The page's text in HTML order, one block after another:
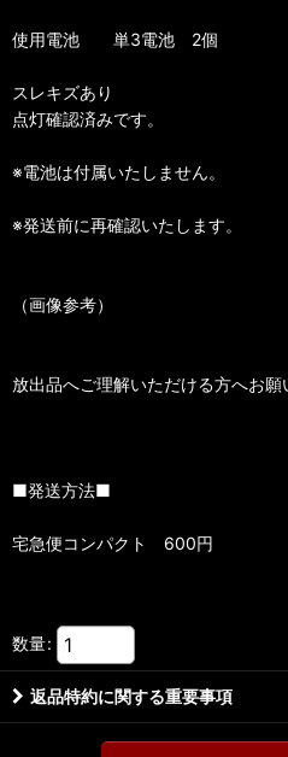
使用電池 単3電池 2個
スレキズあり
点灯確認済みです。
※電池は付属いたしません。
※発送前に再確認いたします。
（画像参考）
放出品へご理解いただける方へお願
■発送方法■
宅急便コンパクト 600円
数量:
返品特約に関する重要事項